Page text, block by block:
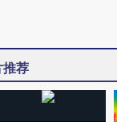
推荐